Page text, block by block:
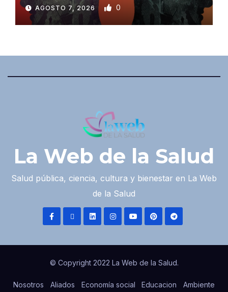
AGOSTO 7, 2026 0
La Web de la Salud
Salud pública, ciencia, cultura y bienestar en La Web
de la Salud
© Copyright 2022 La Web de la Salud.
Nosotros Aliados Economía social Educacion Ambiente